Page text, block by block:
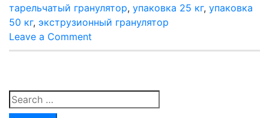
тарельчатый гранулятор, упаковка 25 кг, упаковка
50 кг, экструзионный гранулятор
Leave a Comment
Продажа
комплексных
удобрений
Search
for: